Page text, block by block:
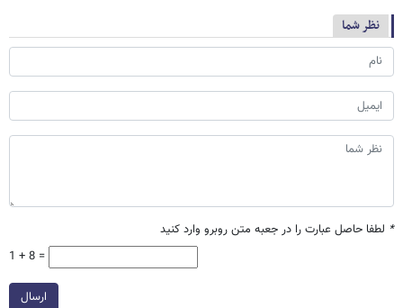
نظر شما
* لطفا حاصل عبارت را در جعبه متن روبرو وارد کنید
1 + 8 =
ارسال